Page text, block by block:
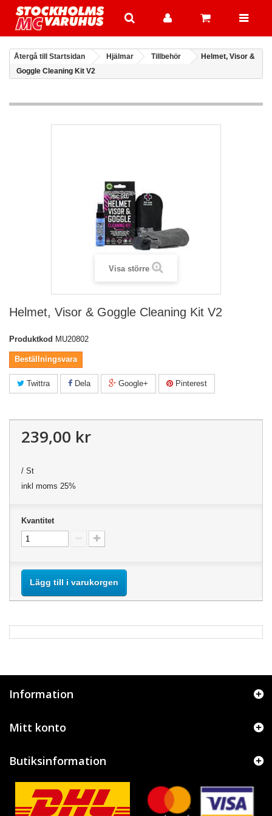
Återgå till Startsidan Hjälmar Tillbehör
Helmet, Visor &
Goggle Cleaning Kit V2
Visa större
Helmet, Visor & Goggle Cleaning Kit V2
Produktkod MU20802
Beställningsvara
Twittra Dela Google+ Pinterest
239,00 kr
/ St
inkl moms 25%
Kvantitet
Lägg till i varukorgen
Information
Mitt konto
Butiksinformation